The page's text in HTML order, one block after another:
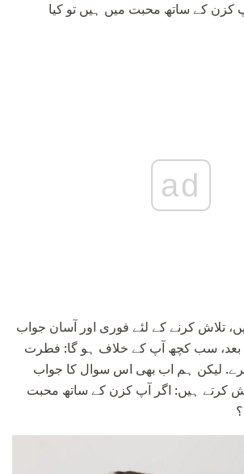
کزن کے ساتھ محبت میں ہیں تو کیا
ad
تلاش کرنے کے لئے فوری اور آسان جواب
سب کچھ آپ کے خلاف ہو گا: فطرت
لیکن ہم اب بھی اس سوال کا جواب
کرتے ہیں: اگر آپ کزن کے ساتھ محبت